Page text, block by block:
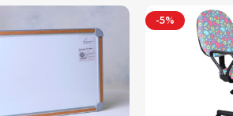
-5%